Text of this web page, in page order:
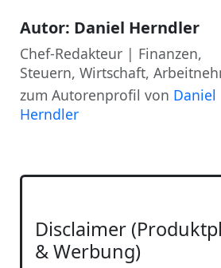
Autor: Daniel Herndler
Chef-Redakteur | Finanzen,
Steuern, Wirtschaft,
zum Autorenprofil von Daniel
Herndler
Disclaimer
& Werbung)